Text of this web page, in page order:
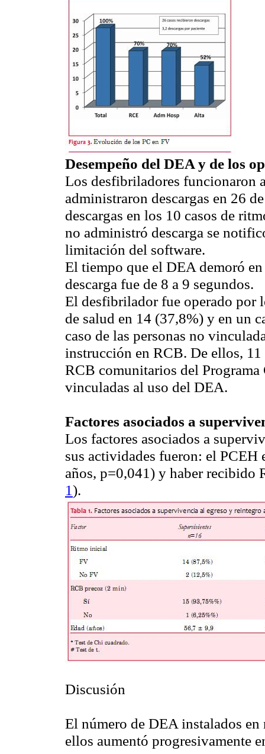
Desempeño del DEA y de los
Los desfibriladores funcionaron
administraron descargas en 26
descargas en los 10 casos de
no administró descarga se
limitación del software.
El tiempo que el DEA demoró
descarga fue de 8 a 9 segundos.
El desfibrilador fue operado por
de salud en 14 (37,8%) y en un
caso de las personas no
instrucción en RCB. De ellos,
RCB comunitarios del
vinculadas al uso del DEA.
Factores asociados a
Los factores asociados a
sus actividades fueron: el
años, p=0,041) y haber recibido
1).
Discusión
El número de DEA instalados
ellos aumentó progresivamente